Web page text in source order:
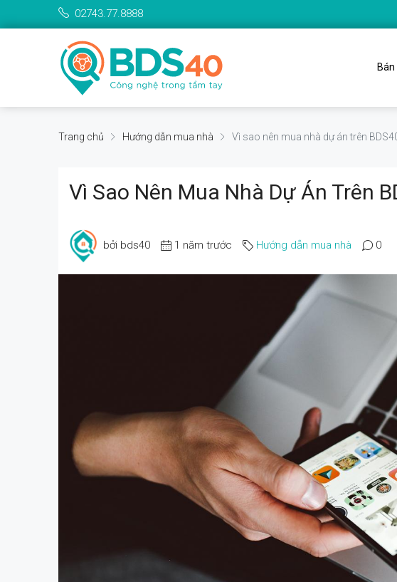
02743.77.8888
Bán
Trang chủ Hướng dẫn mua nhà Vì sao nên mua nhà dự án trên
Vì Sao Nên Mua Nhà Dự Án Trên
bởi bds40 1 năm trước Hướng dẫn mua nhà 0